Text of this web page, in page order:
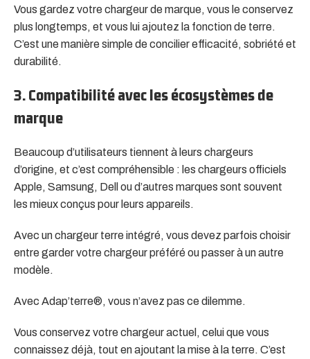
Vous gardez votre chargeur de marque, vous le conservez
plus longtemps, et vous lui ajoutez la fonction de terre.
C’est une manière simple de concilier efficacité, sobriété et
durabilité.
3. Compatibilité avec les écosystèmes de
marque
Beaucoup d’utilisateurs tiennent à leurs chargeurs
d’origine, et c’est compréhensible : les chargeurs officiels
Apple, Samsung, Dell ou d’autres marques sont souvent
les mieux conçus pour leurs appareils.
Avec un chargeur terre intégré, vous devez parfois choisir
entre garder votre chargeur préféré ou passer à un autre
modèle.
Avec Adap’terre®, vous n’avez pas ce dilemme.
Vous conservez votre chargeur actuel, celui que vous
connaissez déjà, tout en ajoutant la mise à la terre. C’est